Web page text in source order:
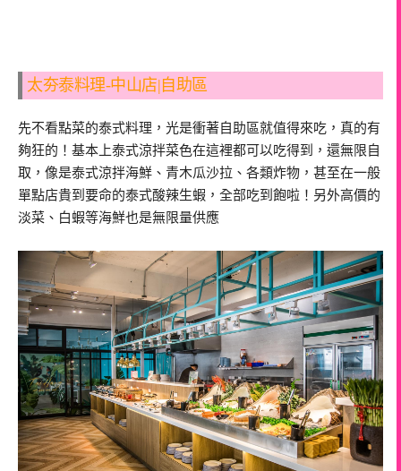
太夯泰料理-中山店|自助區
先不看點菜的泰式料理，光是衝著自助區就值得來吃，真的有
夠狂的！基本上泰式涼拌菜色在這裡都可以吃得到，還無限自
取，像是泰式涼拌海鮮、青木瓜沙拉、各類炸物，甚至在一般
單點店貴到要命的泰式酸辣生蝦，全部吃到飽啦！另外高價的
淡菜、白蝦等海鮮也是無限量供應